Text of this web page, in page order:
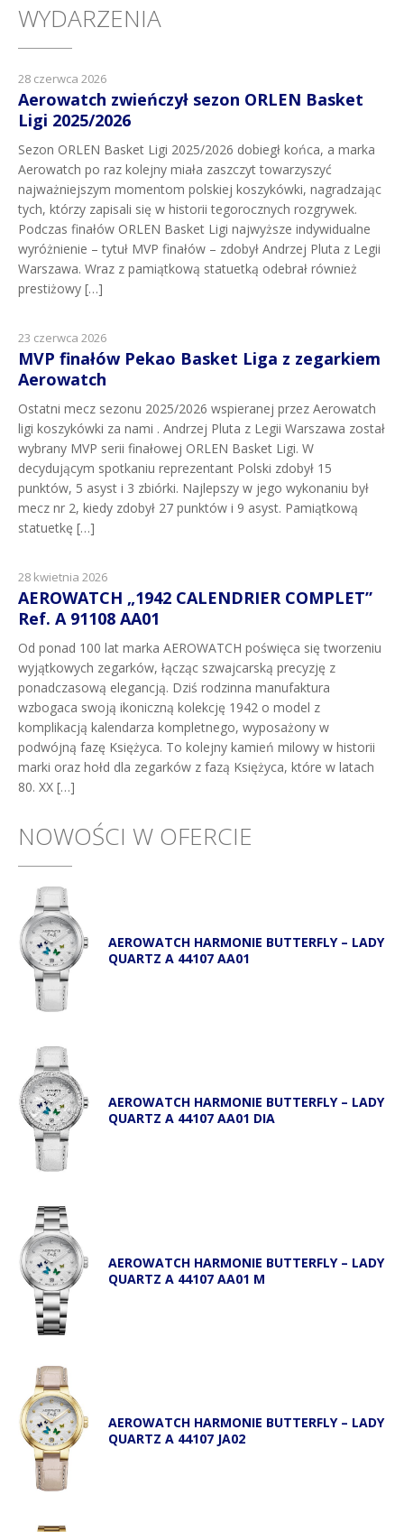
WYDARZENIA
28 czerwca 2026
Aerowatch zwieńczył sezon ORLEN Basket
Ligi 2025/2026
Sezon ORLEN Basket Ligi 2025/2026 dobiegł końca, a marka
Aerowatch po raz kolejny miała zaszczyt towarzyszyć
najważniejszym momentom polskiej koszykówki, nagradzając
tych, którzy zapisali się w historii tegorocznych rozgrywek.
Podczas finałów ORLEN Basket Ligi najwyższe indywidualne
wyróżnienie – tytuł MVP finałów – zdobył Andrzej Pluta z Legii
Warszawa. Wraz z pamiątkową statuetką odebrał również
prestiżowy […]
23 czerwca 2026
MVP finałów Pekao Basket Liga z zegarkiem
Aerowatch
Ostatni mecz sezonu 2025/2026 wspieranej przez Aerowatch
ligi koszykówki za nami . Andrzej Pluta z Legii Warszawa został
wybrany MVP serii finałowej ORLEN Basket Ligi. W
decydującym spotkaniu reprezentant Polski zdobył 15
punktów, 5 asyst i 3 zbiórki. Najlepszy w jego wykonaniu był
mecz nr 2, kiedy zdobył 27 punktów i 9 asyst. Pamiątkową
statuetkę […]
28 kwietnia 2026
AEROWATCH „1942 CALENDRIER COMPLET”
Ref. A 91108 AA01
Od ponad 100 lat marka AEROWATCH poświęca się tworzeniu
wyjątkowych zegarków, łącząc szwajcarską precyzję z
ponadczasową elegancją. Dziś rodzinna manufaktura
wzbogaca swoją ikoniczną kolekcję 1942 o model z
komplikacją kalendarza kompletnego, wyposażony w
podwójną fazę Księżyca. To kolejny kamień milowy w historii
marki oraz hołd dla zegarków z fazą Księżyca, które w latach
80. XX […]
NOWOŚCI W OFERCIE
AEROWATCH HARMONIE BUTTERFLY – LADY
QUARTZ A 44107 AA01
AEROWATCH HARMONIE BUTTERFLY – LADY
QUARTZ A 44107 AA01 DIA
AEROWATCH HARMONIE BUTTERFLY – LADY
QUARTZ A 44107 AA01 M
AEROWATCH HARMONIE BUTTERFLY – LADY
QUARTZ A 44107 JA02